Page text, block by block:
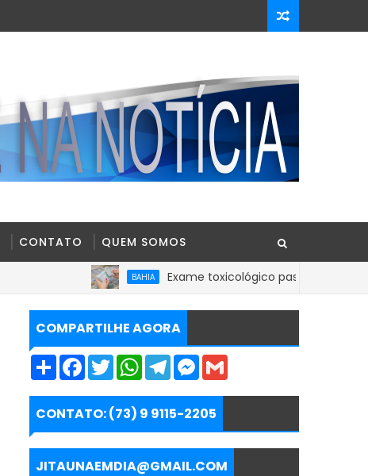
CONTATO QUEM SOMOS
BAHIA Exame toxicológico passa a ser obrigatório
COMPARTILHE AGORA
S
r
e
F
e
b
o
k
T
w
t
t
e
r
W
t
s
p
p
T
e
g
a
m
M
s
e
g
e
r
i
CONTATO: (73) 9 9115-2205
JITAUNAEMDIA@GMAIL.COM